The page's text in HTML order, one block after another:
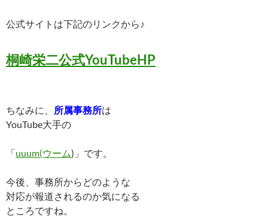
公式サイトは下記のリンクから♪
桐崎栄二公式YouTubeHP
ちなみに、 所属事務所は
YouTube大手の
「uuum(ウーム)」です。
今後、事務所からどのような
対応が報道されるのか気になる
ところですね。